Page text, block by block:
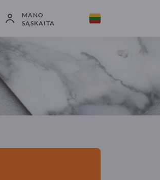
MANO
SĄSKAITA
1 Gamintojai